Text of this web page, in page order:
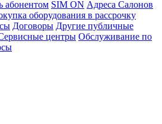
абонентом SIM ON Адреса Салонов
оборудования в рассрочку
Договоры Другие публичные
центры Обслуживание по